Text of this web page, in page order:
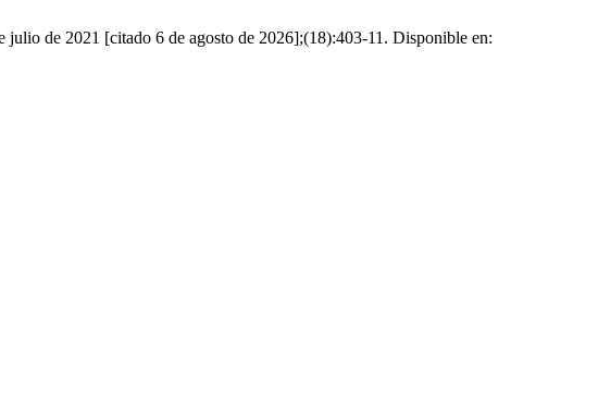
de 2021 [citado 6 de agosto de 2026];(18):403-11. Disponible en: